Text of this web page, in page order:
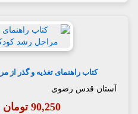
کتاب راهنمای تغذیه و گذر
آستان قدس رضوی
90,250 تومان